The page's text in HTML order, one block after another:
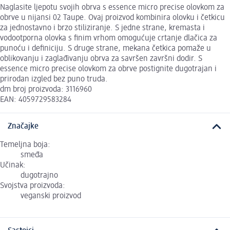
Naglasite ljepotu svojih obrva s essence micro precise olovkom za
obrve u nijansi 02 Taupe. Ovaj proizvod kombinira olovku i četkicu
za jednostavno i brzo stiliziranje. S jedne strane, kremasta i
vodootporna olovka s finim vrhom omogućuje crtanje dlačica za
punoću i definiciju. S druge strane, mekana četkica pomaže u
oblikovanju i zaglađivanju obrva za savršen završni dodir. S
essence micro precise olovkom za obrve postignite dugotrajan i
prirodan izgled bez puno truda.
dm broj proizvoda: 3116960
EAN: 4059729583284
Značajke
Temeljna boja:
smeđa
Učinak:
dugotrajno
Svojstva proizvoda:
veganski proizvod